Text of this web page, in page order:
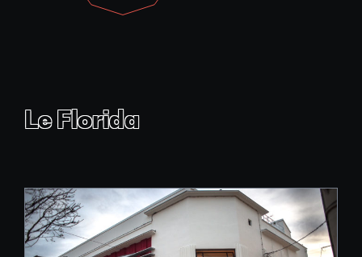
Le Florida